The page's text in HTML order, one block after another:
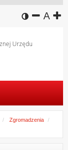
wersja
A
Urzędu
Zgromadzenia